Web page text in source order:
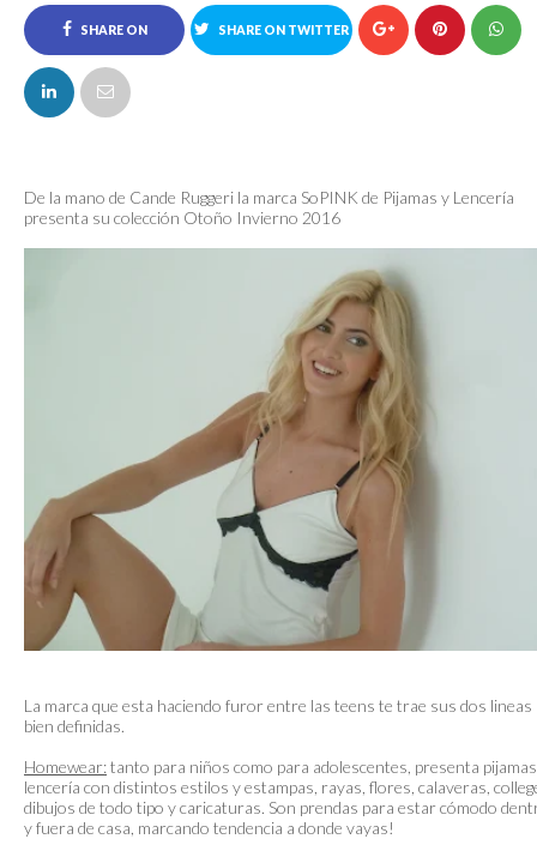
SHARE ON
FACEBOOK
SHARE ON TWITTER
De la mano de Cande Ruggeri la marca SoPINK de Pijamas y Lencería
presenta su colección Otoño Invierno 2016
La marca que esta haciendo furor entre las teens te trae sus dos lineas
bien definidas.
Homewear:tanto para niños como para adolescentes, presenta
lencería con distintos estilos y estampas, rayas, flores, calaveras,
dibujos de todo tipo y caricaturas. Son prendas para estar cómodo
y fuera de casa, marcando tendencia a donde vayas!